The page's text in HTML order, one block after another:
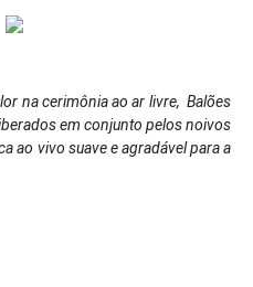
na cerimônia ao ar livre,Balões
em conjunto pelos noivos
ao vivo suave e agradável para a